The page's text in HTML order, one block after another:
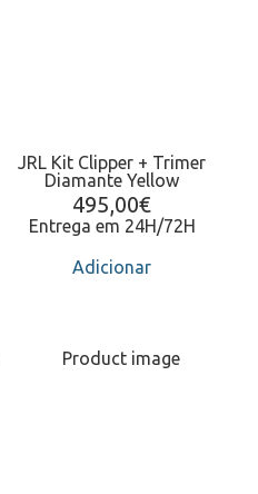
JRL Kit Clipper + Trimer
Diamante Yellow
495,00€
Entrega em 24H/72H
Adicionar